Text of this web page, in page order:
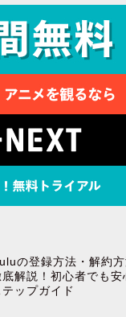
の登録方法・解約
底解説！初心者でも安
テップガイド